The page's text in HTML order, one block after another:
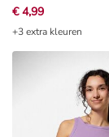
€ 4,99
+3 extra kleuren